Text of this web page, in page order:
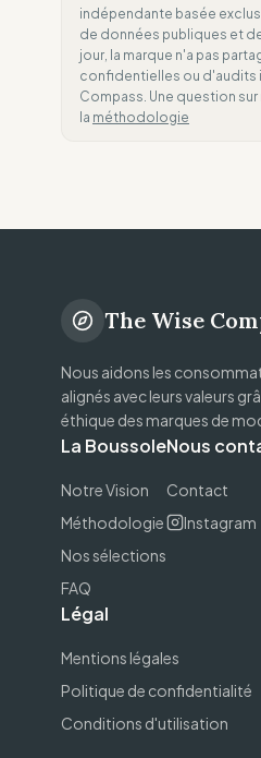
indépendante basée
de données publiques et
jour, la marque n'a pas
confidentielles ou d'audits
Compass. Une question
la méthodologie
The Wise
Nous aidons les
alignés avec leurs valeurs
éthique des marques de
La Boussole
Notre Vision
Méthodologie
Nos sélections
FAQ
Nous
Contact
Instagram
Légal
Mentions légales
Politique de confidentialité
Conditions d'utilisation